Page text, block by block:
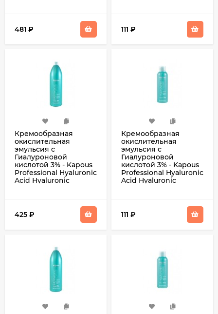
481 ₽ 111 ₽
Кремообразная
окислительная
эмульсия с
Гиалуроновой
кислотой 3% - Kapous
Professional Hyaluronic
Acid Hyaluronic
425 ₽
Кремообразная
окислительная
эмульсия с
Гиалуроновой
кислотой 3% - Kapous
Professional Hyaluronic
Acid Hyaluronic
111 ₽